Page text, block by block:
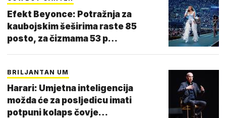
Efekt Beyonce: Potražnja za
kaubojskim šeširima raste 85
posto, za čizmama 53 p…
BRILJANTAN UM
Harari: Umjetna inteligencija
možda će za posljedicu imati
potpuni kolaps čovje…